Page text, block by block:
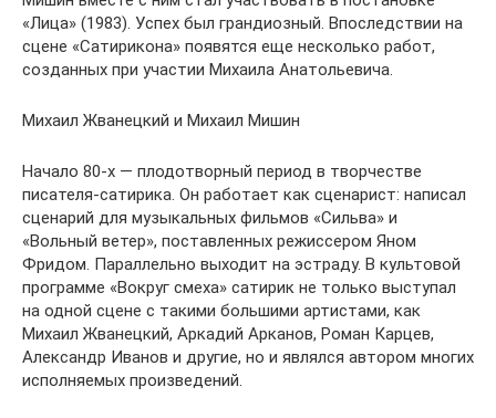
«Лица» (1983). Успех был грандиозный. Впоследствии на
сцене «Сатирикона» появятся еще несколько работ,
созданных при участии Михаила Анатольевича.
Михаил Жванецкий и Михаил Мишин
Начало 80-х — плодотворный период в творчестве
писателя-сатирика. Он работает как сценарист: написал
сценарий для музыкальных фильмов «Сильва» и
«Вольный ветер», поставленных режиссером Яном
Фридом. Параллельно выходит на эстраду. В культовой
программе «Вокруг смеха» сатирик не только выступал
на одной сцене с такими большими артистами, как
Михаил Жванецкий, Аркадий Арканов, Роман Карцев,
Александр Иванов и другие, но и являлся автором многих
исполняемых произведений.